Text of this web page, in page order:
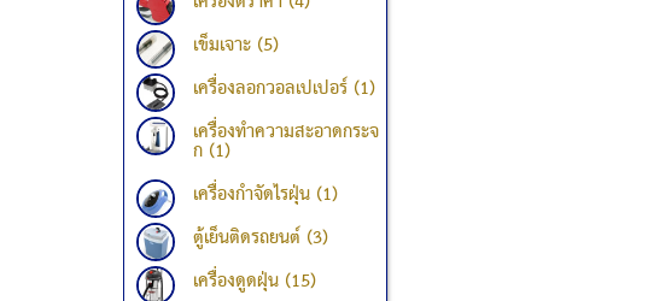
เข็มเจาะ (5)
เครื่องลอกวอลเปเปอร์ (1)
เครื่องทำความสะอาดกระจ
ก (1)
เครื่องกำจัดไรฝุ่น (1)
ตู้เย็นติดรถยนต์ (3)
เครื่องดูดฝุ่น (15)